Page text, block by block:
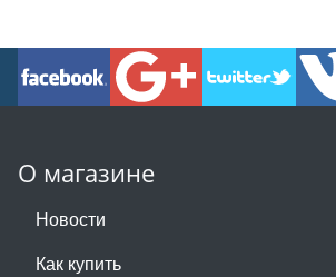
О магазине
Новости
Как купить